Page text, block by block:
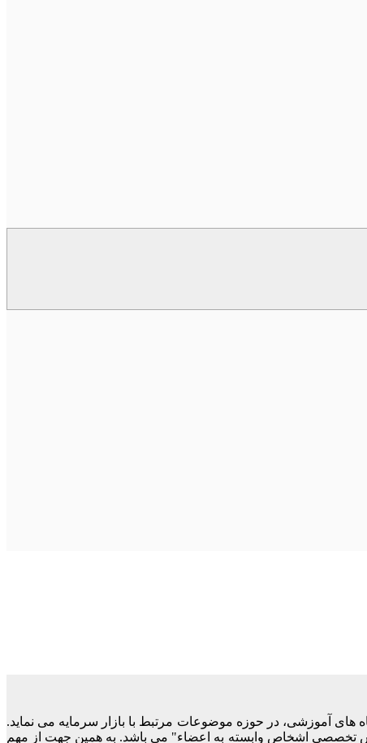
کانون اقدام به برگزاری سمینارها و کارگاه های آموزشی، در حوزه موضوعات مرتبط با بازار سرمایه می نماید.
تخصصی اشخاص وابسته به اعضاء" می­ باشد. به همین جهت از مهم